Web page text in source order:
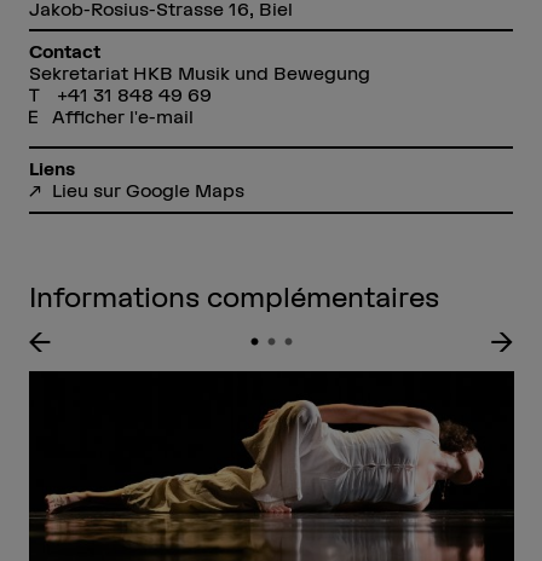
Jakob-Rosius-Strasse 16, Biel
Contact
Sekretariat HKB Musik und Bewegung
+41 31 848 49 69
Afficher l'e-mail
Liens
Lieu sur Google Maps
Informations complémentaires